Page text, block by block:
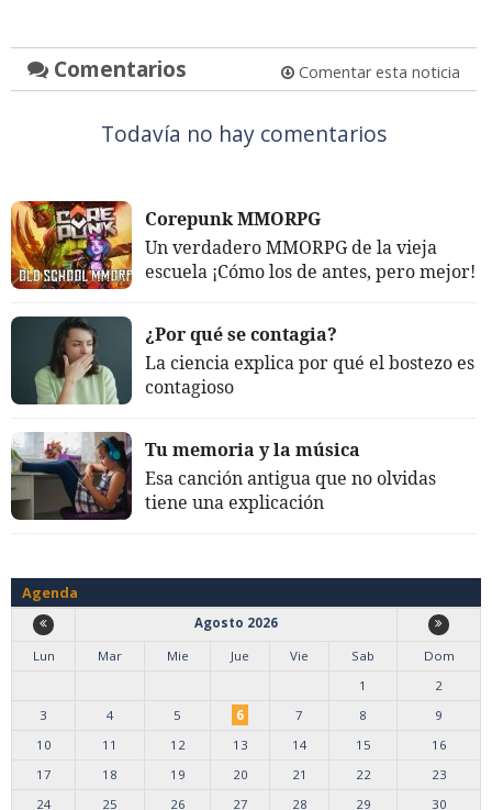
Comentarios Comentar esta noticia
Todavía no hay comentarios
Corepunk MMORPG
Un verdadero MMORPG de la vieja
escuela ¡Cómo los de antes, pero mejor!
¿Por qué se contagia?
La ciencia explica por qué el bostezo es
contagioso
Tu memoria y la música
Esa canción antigua que no olvidas
tiene una explicación
Agenda
Agosto 2026
Lun
Mar Mie Jue Vie Sab
Dom
1
2
3
4 5 6 7 8
9
10
11 12 13 14 15
16
17
18 19 20 21 22
23
24
25 26 27 28 29 30